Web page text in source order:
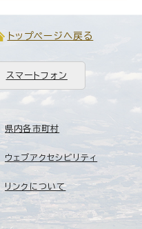
トップページへ戻る
スマートフォン
県内各市町村
ウェブアクセシビリティ
リンクについて